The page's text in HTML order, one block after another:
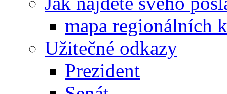
mapa regionálních
Užitečné odkazy
Prezident